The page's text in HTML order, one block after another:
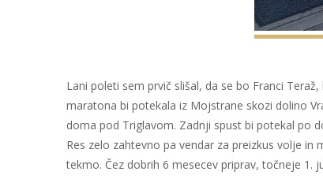
Lani poleti sem prvič slišal, da se bo Franci
maratona bi potekala iz Mojstrane skozi dolino
doma pod Triglavom. Zadnji spust bi potekal po
Res zelo zahtevno pa vendar za preizkus volje
tekmo. Čez dobrih 6 mesecev priprav, točneje 1.